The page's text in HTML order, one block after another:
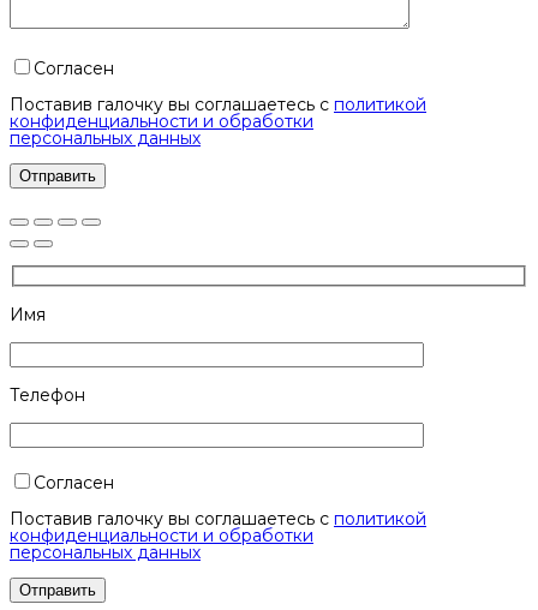
Согласен
Поставив галочку вы соглашаетесь с политикой
конфиденциальности и обработки
персональных данных
Имя
Телефон
Согласен
Поставив галочку вы соглашаетесь с политикой
конфиденциальности и обработки
персональных данных